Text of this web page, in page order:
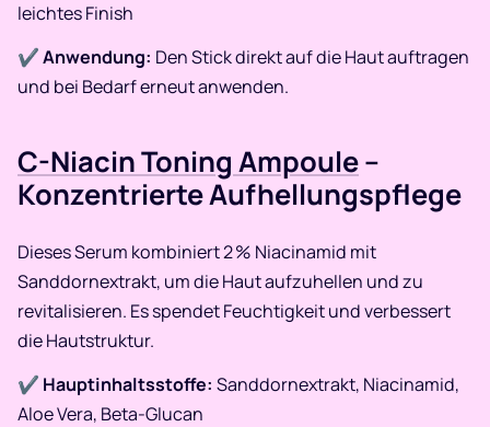
leichtes Finish
✔Anwendung: Den Stick direkt auf die Haut auftragen
und bei Bedarf erneut anwenden.​
C-Niacin Toning Ampoule–
Konzentrierte Aufhellungspflege
Dieses Serum kombiniert 2 % Niacinamid mit
Sanddornextrakt, um die Haut aufzuhellen und zu
revitalisieren. Es spendet Feuchtigkeit und verbessert
die Hautstruktur.​
✔ Hauptinhaltsstoffe: Sanddornextrakt, Niacinamid,
Aloe Vera, Beta-Glucan